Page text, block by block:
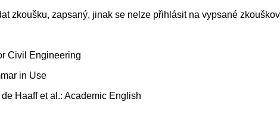
zkoušku, zapsaný, jinak se nelze přihlásit na vypsané
Civil Engineering
in Use
Haaff et al.: Academic English